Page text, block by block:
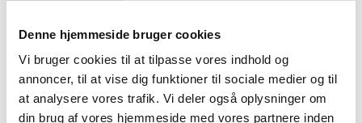
Denne hjemmeside bruger cookies
Vi bruger cookies til at tilpasse vores indhold og
annoncer, til at vise dig funktioner til sociale medier og til
at analysere vores trafik. Vi deler også oplysninger om
din brug af vores hjemmeside med vores partnere inden
Årsrapporten 2024-12
Årsrapporten 2023-12 file_download